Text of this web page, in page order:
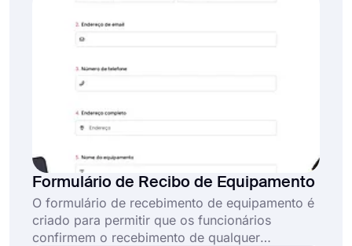
Formulário de Recibo de Equipamento
O formulário de recebimento de equipamento é
criado para permitir que os funcionários
confirmem o recebimento de qualquer